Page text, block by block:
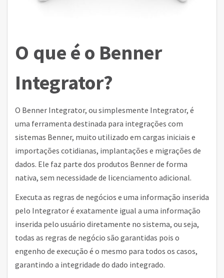
O que é o Benner
Integrator?
O Benner Integrator, ou simplesmente Integrator, é
uma ferramenta destinada para integrações com
sistemas Benner, muito utilizado em cargas iniciais e
importações cotidianas, implantações e migrações de
dados. Ele faz parte dos produtos Benner de forma
nativa, sem necessidade de licenciamento adicional.
Executa as regras de negócios e uma informação inserida
pelo Integrator é exatamente igual a uma informação
inserida pelo usuário diretamente no sistema, ou seja,
todas as regras de negócio são garantidas pois o
engenho de execução é o mesmo para todos os casos,
garantindo a integridade do dado integrado.